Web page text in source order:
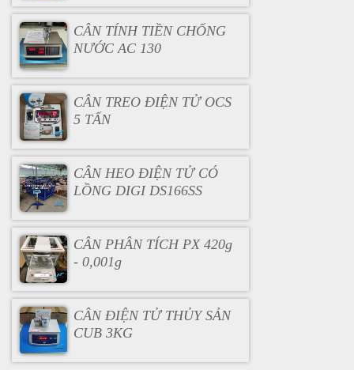
CÂN TÍNH TIỀN CHỐNG
NƯỚC AC 130
CÂN TREO ĐIỆN TỬ OCS
5 TẤN
CÂN HEO ĐIỆN TỬ CÓ
LỒNG DIGI DS166SS
CÂN PHÂN TÍCH PX 420g
- 0,001g
CÂN ĐIỆN TỬ THỦY SẢN
CUB 3KG